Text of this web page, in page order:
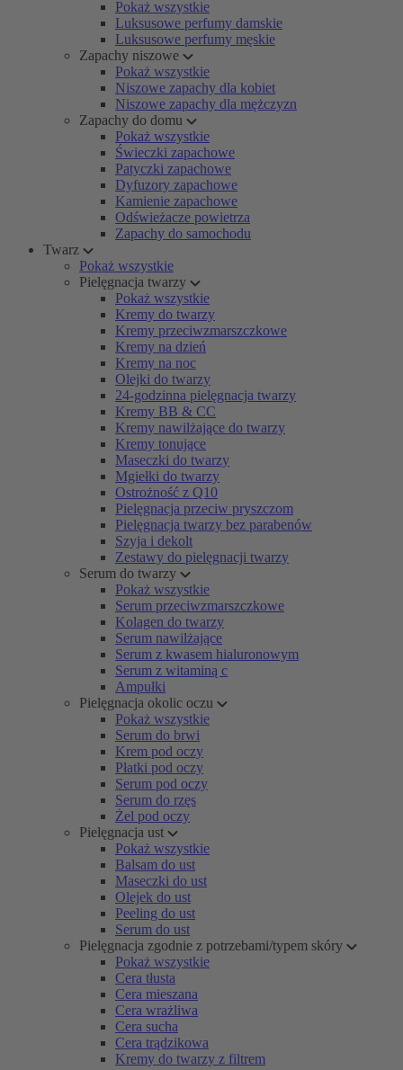
Pokaż wszystkie
Luksusowe perfumy damskie
Luksusowe perfumy męskie
Zapachy niszowe
Pokaż wszystkie
Niszowe zapachy dla kobiet
Niszowe zapachy dla mężczyzn
Zapachy do domu
Pokaż wszystkie
Świeczki zapachowe
Patyczki zapachowe
Dyfuzory zapachowe
Kamienie zapachowe
Odświeżacze powietrza
Zapachy do samochodu
Twarz
Pokaż wszystkie
Pielęgnacja twarzy
Pokaż wszystkie
Kremy do twarzy
Kremy przeciwzmarszczkowe
Kremy na dzień
Kremy na noc
Olejki do twarzy
24-godzinna pielęgnacja twarzy
Kremy BB & CC
Kremy nawilżające do twarzy
Kremy tonujące
Maseczki do twarzy
Mgiełki do twarzy
Ostrożność z Q10
Pielęgnacja przeciw pryszczom
Pielęgnacja twarzy bez parabenów
Szyja i dekolt
Zestawy do pielęgnacji twarzy
Serum do twarzy
Pokaż wszystkie
Serum przeciwzmarszczkowe
Kolagen do twarzy
Serum nawilżające
Serum z kwasem hialuronowym
Serum z witaminą c
Ampułki
Pielęgnacja okolic oczu
Pokaż wszystkie
Serum do brwi
Krem pod oczy
Płatki pod oczy
Serum pod oczy
Serum do rzęs
Żel pod oczy
Pielęgnacja ust
Pokaż wszystkie
Balsam do ust
Maseczki do ust
Olejek do ust
Peeling do ust
Serum do ust
Pielęgnacja zgodnie z potrzebami/typem skóry
Pokaż wszystkie
Cera tłusta
Cera mieszana
Cera wrażliwa
Cera sucha
Cera trądzikowa
Kremy do twarzy z filtrem